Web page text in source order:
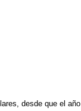
desde que el año